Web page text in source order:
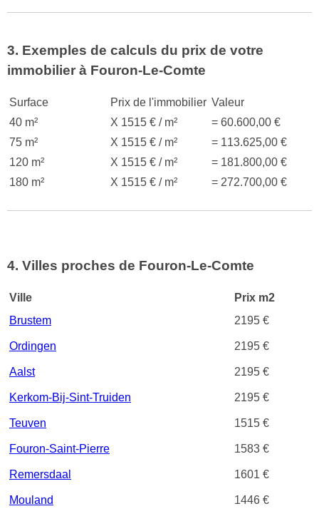
3. Exemples de calculs du prix de votre
immobilier à Fouron-Le-Comte
Surface Prix de l'immobilier Valeur
40 m²
X 1515 € / m²
= 60.600,00 €
75 m²
X 1515 € / m²
= 113.625,00 €
120 m²
X 1515 € / m²
= 181.800,00 €
180 m²
X 1515 € / m² = 272.700,00 €
4. Villes proches de Fouron-Le-Comte
Ville
Prix m2
Brustem
2195 €
Ordingen 2195 €
Aalst 2195 €
Kerkom-Bij-Sint-Truiden 2195 €
Teuven 1515 €
Fouron-Saint-Pierre 1583 €
Remersdaal 1601 €
Mouland 1446 €